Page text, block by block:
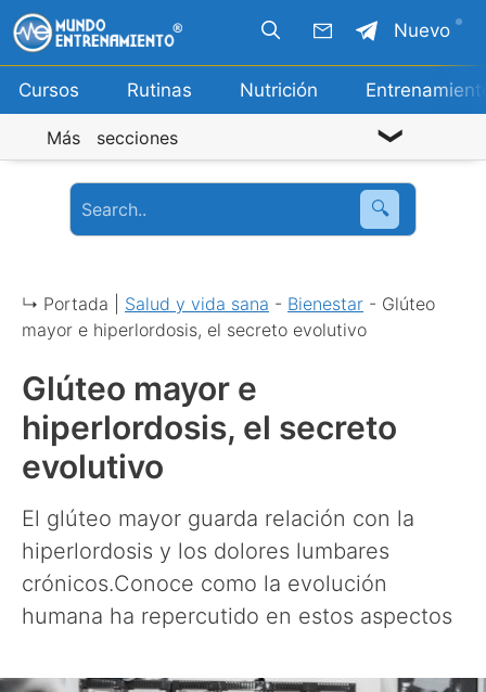
Saltar
al
contenido
Cursos Rutinas Nutrición
Nuevo
Más secciones
🔍
↳ Portada | Salud y vida sana - Bienestar - Glúteo
mayor e hiperlordosis, el secreto evolutivo
Glúteo mayor e
hiperlordosis, el secreto
evolutivo
El glúteo mayor guarda relación con la
hiperlordosis y los dolores lumbares
crónicos.Conoce como la evolución
humana ha repercutido en estos aspectos